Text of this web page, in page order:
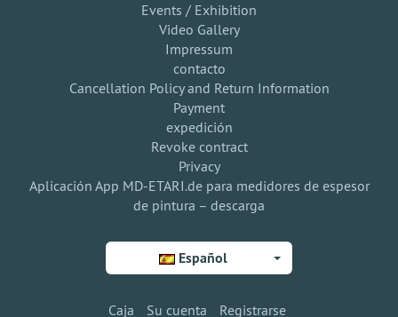
Events / Exhibition
Video Gallery
Impressum
contacto
Cancellation Policy and Return Information
Payment
expedición
Revoke contract
Privacy
Aplicación App MD-ETARI.de para medidores de espesor
de pintura – descarga
Español
Caja Su cuenta Registrarse